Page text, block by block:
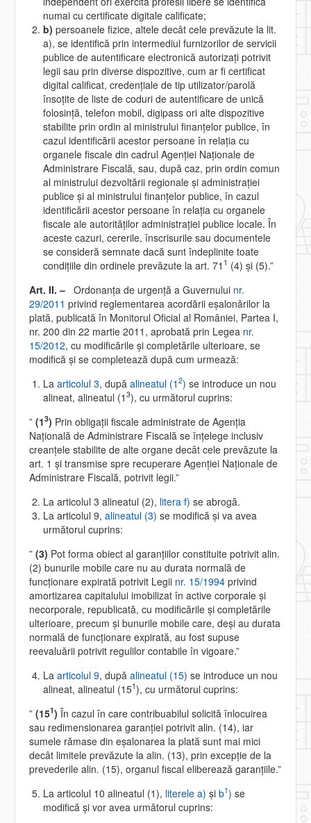
numai cu certificate digitale calificate;
b) persoanele fizice, altele decât cele prevăzute la lit.
a), se identifică prin intermediul furnizorilor de servicii
publice de autentificare electronică autorizaţi potrivit
legii sau prin diverse dispozitive, cum ar fi certificat
digital calificat, credenţiale de tip utilizator/parolă
însoţite de liste de coduri de autentificare de unică
folosinţă, telefon mobil, digipass ori alte dispozitive
stabilite prin ordin al ministrului finanţelor publice, în
cazul identificării acestor persoane în relaţia cu
organele fiscale din cadrul Agenţiei Naţionale de
Administrare Fiscală, sau, după caz, prin ordin comun
al ministrului dezvoltării regionale şi administraţiei
publice şi al ministrului finanţelor publice, în cazul
identificării acestor persoane în relaţia cu organele
fiscale ale autorităţilor administraţiei publice locale. În
aceste cazuri, cererile, înscrisurile sau documentele
se consideră semnate dacă sunt îndeplinite toate
condiţiile din ordinele prevăzute la art. 71 1 (4) şi (5).”
Art. II. – Ordonanţa de urgenţă a Guvernului nr.
29/2011 privind reglementarea acordării eşalonărilor la
plată, publicată în Monitorul Oficial al României, Partea I,
nr. 200 din 22 martie 2011, aprobată prin Legea nr.
15/2012, cu modificările şi completările ulterioare, se
modifică şi se completează după cum urmează:
Laarticolul 3, dupăalineatul (12) se introduce un nou
alineat, alineatul (13), cu următorul cuprins:
”(13) Prin obligaţii fiscale administrate de Agenţia
Naţională de Administrare Fiscală se înţelege inclusiv
creanţele stabilite de alte organe decât cele prevăzute la
art. 1 şi transmise spre recuperare Agenţiei Naţionale de
Administrare Fiscală, potrivit legii.”
La articolul 3 alineatul (2), litera f) se abrogă.
La articolul 9,alineatul (3) se modifică şi va avea
următorul cuprins:
”(3) Pot forma obiect al garanţiilor constituite potrivit alin.
(2) bunurile mobile care nu au durata normală de
funcţionare expirată potrivit Legii nr. 15/1994 privind
amortizarea capitalului imobilizat în active corporale şi
necorporale, republicată, cu modificările şi completările
ulterioare, precum şi bunurile mobile care, deşi au durata
normală de funcţionare expirată, au fost supuse
reevaluării potrivit regulilor contabile în vigoare.”
Laarticolul 9, dupăalineatul (15) se introduce un nou
alineat, alineatul (151), cu următorul cuprins:
”(151) În cazul în care contribuabilul solicită înlocuirea
sau redimensionarea garanţiei potrivit alin. (14), iar
sumele rămase din eşalonarea la plată sunt mai mici
decât limitele prevăzute la alin. (13), prin excepţie de la
prevederile alin. (15), organul fiscal eliberează garanţiile.”
La articolul 10 alineatul (1), literele a) şib1) se
modifică şi vor avea următorul cuprins: